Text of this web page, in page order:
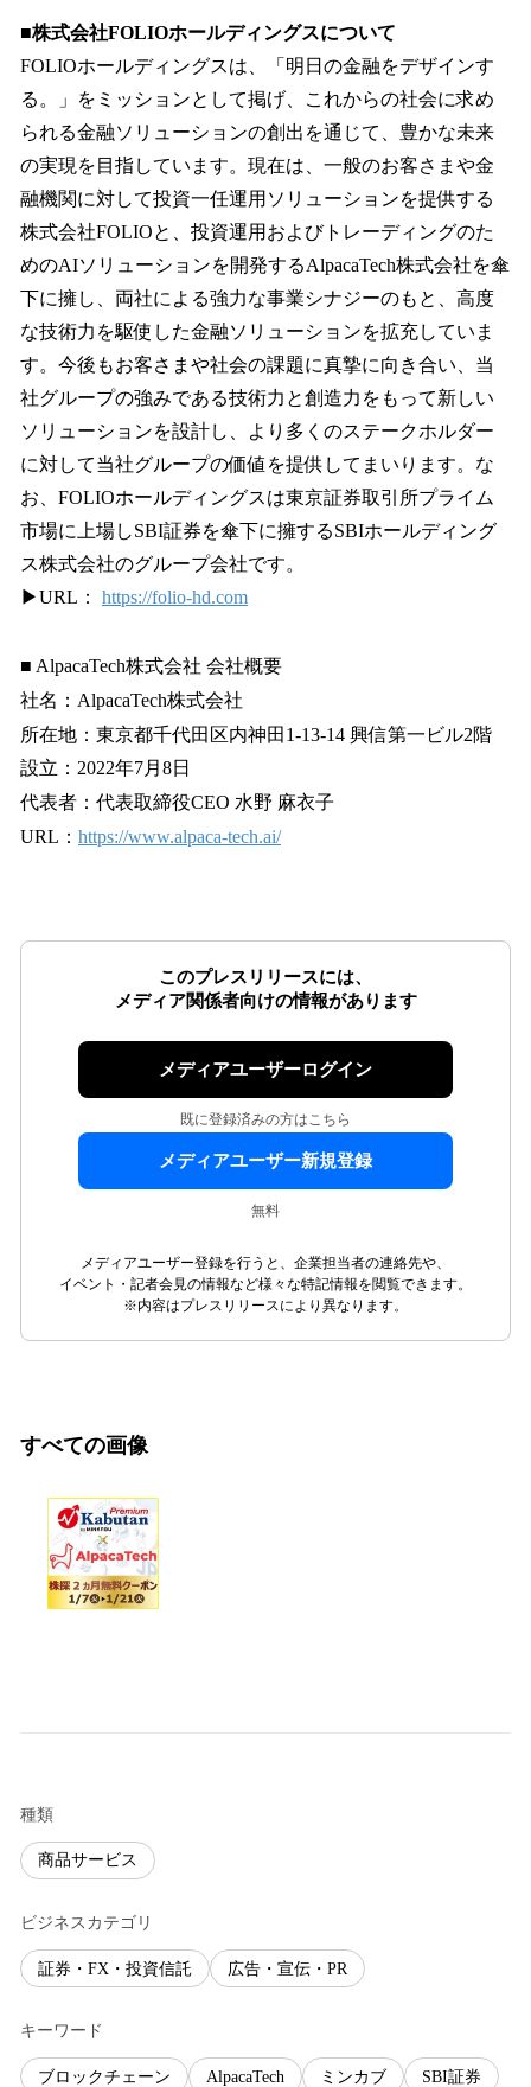
■株式会社FOLIOホールディングスについて
FOLIOホールディングスは、「明日の金融をデザインす
る。」をミッションとして掲げ、これからの社会に求め
られる金融ソリューションの創出を通じて、豊かな未来
の実現を目指しています。現在は、一般のお客さまや金
融機関に対して投資一任運用ソリューションを提供する
株式会社FOLIOと、投資運用およびトレーディングのた
めのAIソリューションを開発するAlpacaTech株式会社を傘
下に擁し、両社による強力な事業シナジーのもと、高度
な技術力を駆使した金融ソリューションを拡充していま
す。今後もお客さまや社会の課題に真摯に向き合い、当
社グループの強みである技術力と創造力をもって新しい
ソリューションを設計し、より多くのステークホルダー
に対して当社グループの価値を提供してまいります。な
お、FOLIOホールディングスは東京証券取引所プライム
市場に上場しSBI証券を傘下に擁するSBIホールディング
ス株式会社のグループ会社です。
▶︎URL： https://folio-hd.com
■ AlpacaTech株式会社 会社概要
社名：AlpacaTech株式会社
所在地：東京都千代田区内神田1-13-14 興信第一ビル2階
設立：2022年7月8日
代表者：代表取締役CEO 水野 麻衣子
URL： https://www.alpaca-tech.ai/
このプレスリリースには、
メディア関係者向けの情報があります
メディアユーザーログイン
既に登録済みの方はこちら
メディアユーザー新規登録
無料
メディアユーザー登録を行うと、企業担当者の連絡先や、
イベント・記者会見の情報など様々な特記情報を閲覧できます。
※内容はプレスリリースにより異なります。
すべての画像
種類
商品サービス
ビジネスカテゴリ
証券・FX・投資信託 広告・宣伝・PR
キーワード
ブロックチェーン AlpacaTech ミンカブ SBI証券